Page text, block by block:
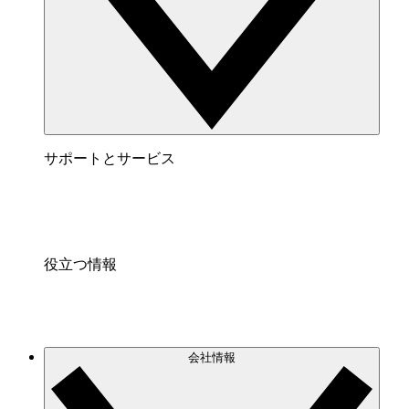
サポートとサービス
役立つ情報
会社情報